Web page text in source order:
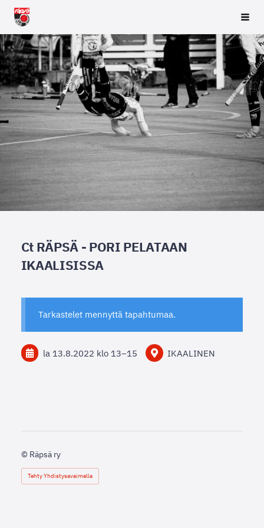
Siirry
sivun
sisältöön
Räpsä ry
Ct RÄPSÄ - PORI PELATAAN
IKAALISISSA
Tarkastelet mennyttä tapahtumaa.
la 13.8.2022 klo 13–15 IKAALINEN
© Räpsä ry
Tehty Yhdistysavaimella